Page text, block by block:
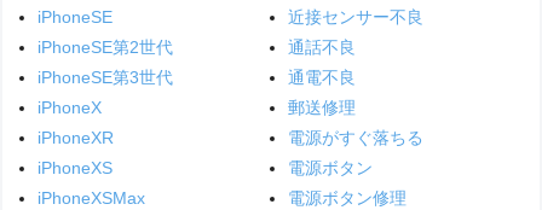
iPhoneSE
iPhoneSE第2世代
iPhoneSE第3世代
iPhoneX
iPhoneXR
iPhoneXS
iPhoneXSMax
近接センサー不良
通話不良
通電不良
郵送修理
電源がすぐ落ちる
電源ボタン
電源ボタン修理